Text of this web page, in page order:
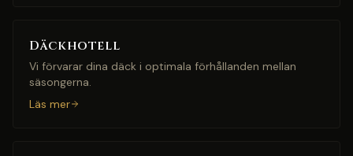
Däckhotell
Vi förvarar dina däck i optimala förhållanden mellan
säsongerna.
Läs mer